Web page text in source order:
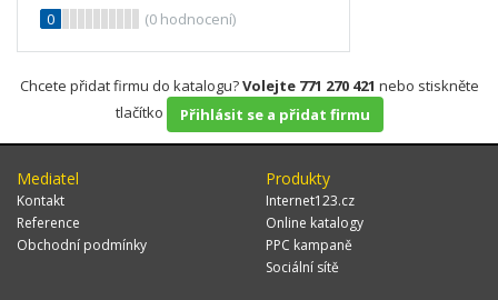
0
(0 hodnocení)
Chcete přidat firmu do katalogu?Volejte 771 270 421 nebo stiskněte
tlačítko
Přihlásit se a přidat firmu
Mediatel
Kontakt
Reference
Obchodní podmínky
Produkty
Internet123.cz
Online katalogy
PPC kampaně
Sociální sítě